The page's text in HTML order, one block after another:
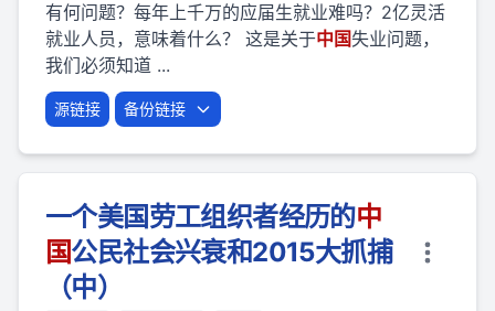
有何问题？每年上千万的应届生就业难吗？2亿灵活
就业人员，意味着什么？ 这是关于中国失业问题，
我们必须知道 ...
源链接 备份链接
一个美国劳工组织者经历的中
国公民社会兴衰和2015大抓捕
（中）